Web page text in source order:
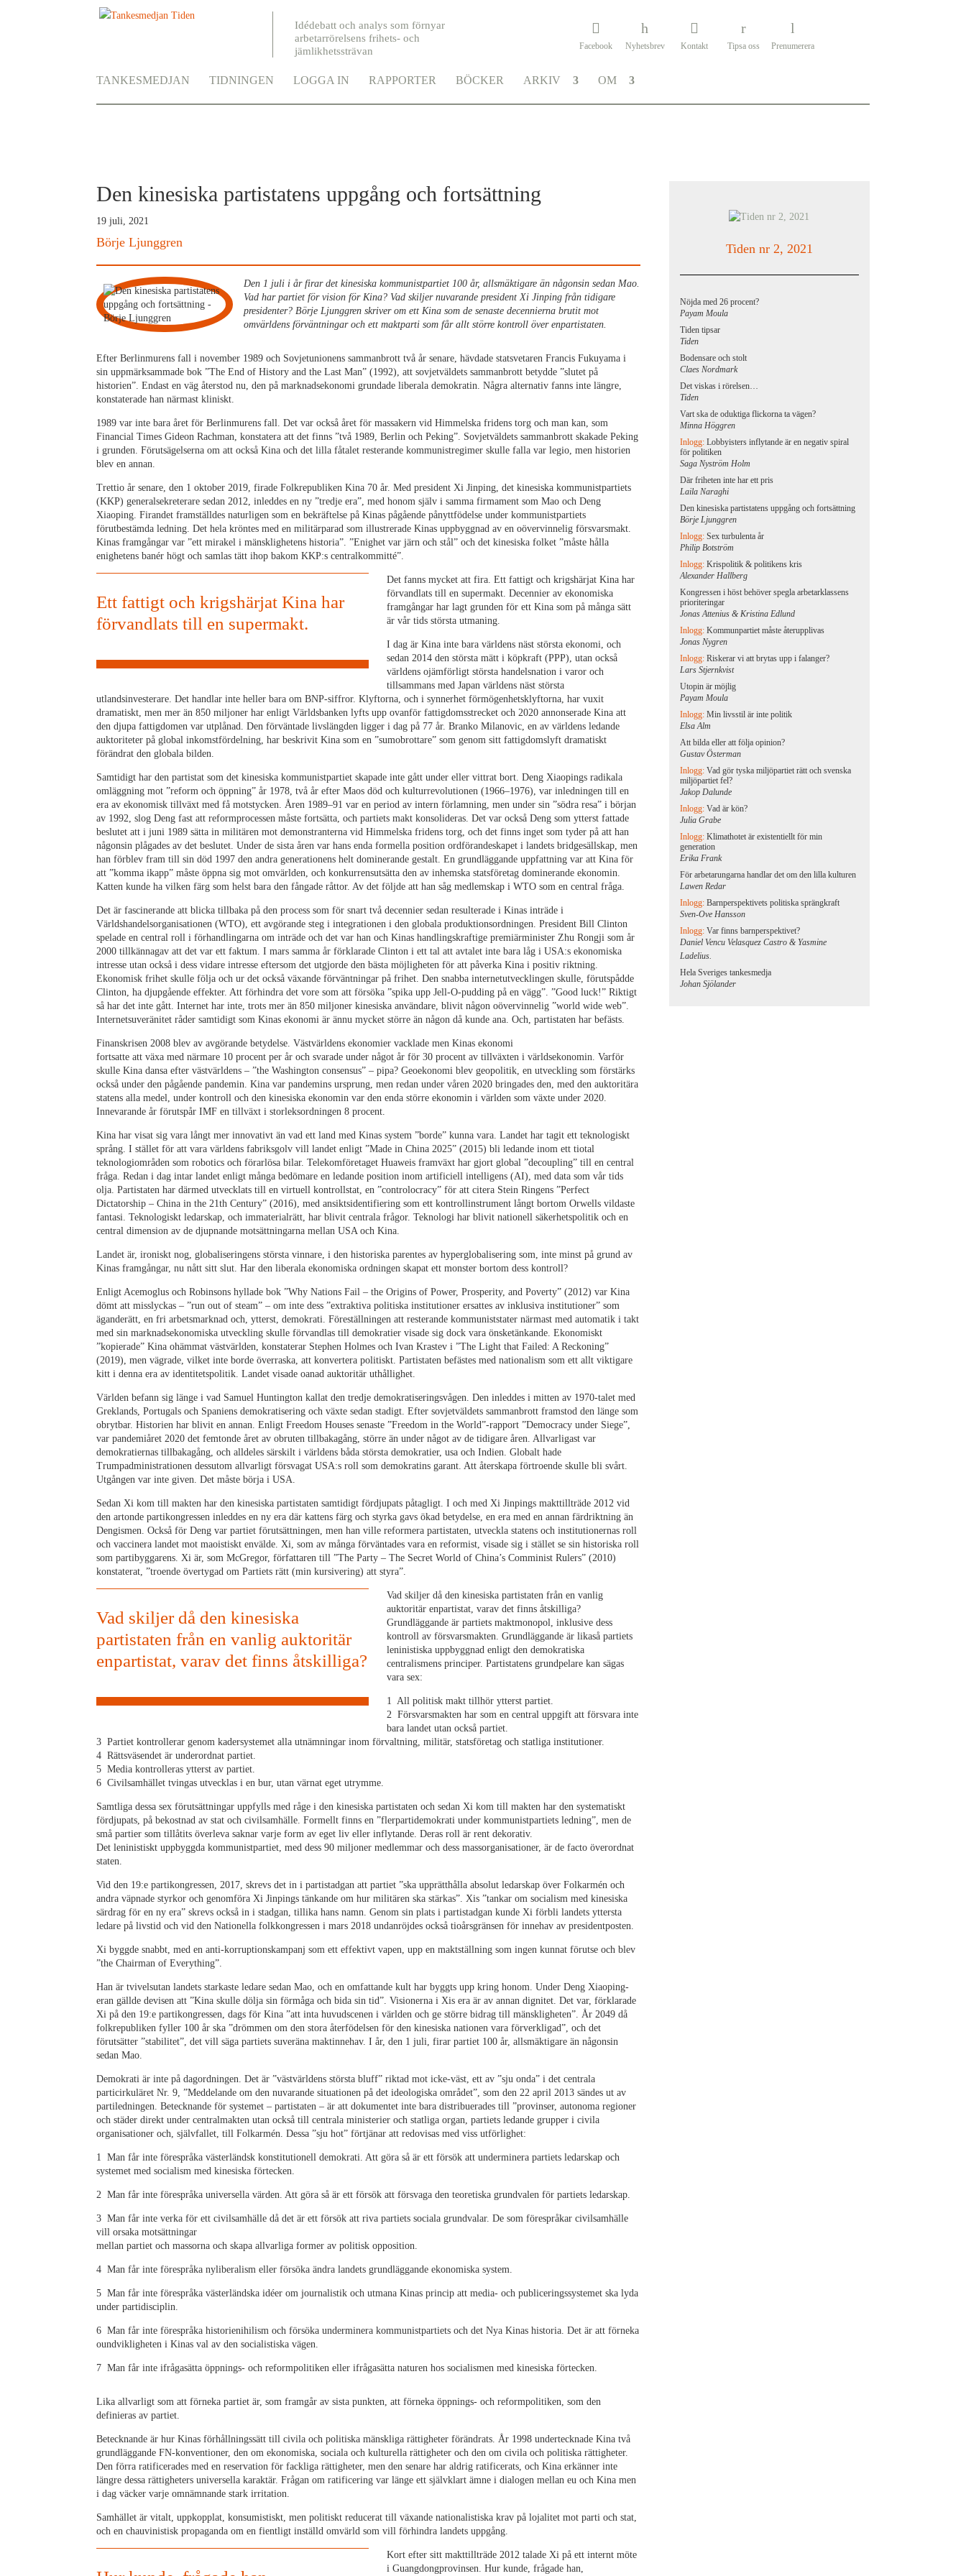
Idédebatt och analys som förnyar
arbetarrörelsens frihets- och
jämlikhetssträvan
Facebook Nyhetsbrev Kontakt Tipsa oss Prenumerera
TANKESMEDJAN TIDNINGEN LOGGA IN RAPPORTER BÖCKER ARKIV OM
Den kinesiska partistatens uppgång och fortsättning
19 juli, 2021
Börje Ljunggren
Den 1 juli i år firar det kinesiska kommunistpartiet 100 år, allsmäktigare än någonsin sedan Mao.
Vad har partiet för vision för Kina? Vad skiljer nuvarande president Xi Jinping från tidigare
presidenter? Börje Ljunggren skriver om ett Kina som de senaste decennierna brutit mot
omvärldens förväntningar och ett maktparti som får allt större kontroll över enpartistaten.
Efter Berlinmurens fall i november 1989 och Sovjetunionens sammanbrott två år senare, hävdade statsvetaren Francis Fukuyama i
sin uppmärksammade bok ”The End of History and the Last Man” (1992), att sovjetväldets sammanbrott betydde ”slutet på
historien”. Endast en väg återstod nu, den på marknadsekonomi grundade liberala demokratin. Några alternativ fanns inte längre,
konstaterade han närmast kliniskt.
1989 var inte bara året för Berlinmurens fall. Det var också året för massakern vid Himmelska fridens torg och man kan, som
Financial Times Gideon Rachman, konstatera att det finns ”två 1989, Berlin och Peking”. Sovjetväldets sammanbrott skakade Peking
i grunden. Förutsägelserna om att också Kina och det lilla fåtalet resterande kommunistregimer skulle falla var legio, men historien
blev en annan.
Trettio år senare, den 1 oktober 2019, firade Folkrepubliken Kina 70 år. Med president Xi Jinping, det kinesiska kommunistpartiets
(KKP) generalsekreterare sedan 2012, inleddes en ny ”tredje era”, med honom själv i samma firmament som Mao och Deng
Xiaoping. Firandet framställdes naturligen som en bekräftelse på Kinas pågående pånyttfödelse under kommunistpartiets
förutbestämda ledning. Det hela kröntes med en militärparad som illustrerade Kinas uppbyggnad av en oövervinnelig försvarsmakt.
Kinas framgångar var ”ett mirakel i mänsklighetens historia”. ”Enighet var järn och stål” och det kinesiska folket ”måste hålla
enighetens banér högt och samlas tätt ihop bakom KKP:s centralkommitté”.
Ett fattigt och krigshärjat Kina har
förvandlats till en supermakt.
Det fanns mycket att fira. Ett fattigt och krigshärjat Kina har
förvandlats till en supermakt. Decennier av ekonomiska
framgångar har lagt grunden för ett Kina som på många sätt
är vår tids största utmaning.
I dag är Kina inte bara världens näst största ekonomi, och
sedan 2014 den största mätt i köpkraft (PPP), utan också
världens ojämförligt största handelsnation i varor och
tillsammans med Japan världens näst största
utlandsinvesterare. Det handlar inte heller bara om BNP-siffror. Klyftorna, och i synnerhet förmögenhetsklyftorna, har vuxit
dramatiskt, men mer än 850 miljoner har enligt Världsbanken lyfts upp ovanför fattigdomsstrecket och 2020 annonserade Kina att
den djupa fattigdomen var utplånad. Den förväntade livslängden ligger i dag på 77 år. Branko Milanovic, en av världens ledande
auktoriteter på global inkomstfördelning, har beskrivit Kina som en ”sumobrottare” som genom sitt fattigdomslyft dramatiskt
förändrat den globala bilden.
Samtidigt har den partistat som det kinesiska kommunistpartiet skapade inte gått under eller vittrat bort. Deng Xiaopings radikala
omläggning mot ”reform och öppning” år 1978, två år efter Maos död och kulturrevolutionen (1966–1976), var inledningen till en
era av ekonomisk tillväxt med få motstycken. Åren 1989–91 var en period av intern förlamning, men under sin ”södra resa” i början
av 1992, slog Deng fast att reformprocessen måste fortsätta, och partiets makt konsolideras. Det var också Deng som ytterst fattade
beslutet att i juni 1989 sätta in militären mot demonstranterna vid Himmelska fridens torg, och det finns inget som tyder på att han
någonsin plågades av det beslutet. Under de sista åren var hans enda formella position ordförandeskapet i landets bridgesällskap, men
han förblev fram till sin död 1997 den andra generationens helt dominerande gestalt. En grundläggande uppfattning var att Kina för
att ”komma ikapp” måste öppna sig mot omvärlden, och konkurrensutsätta den av inhemska statsföretag dominerande ekonomin.
Katten kunde ha vilken färg som helst bara den fångade råttor. Av det följde att han såg medlemskap i WTO som en central fråga.
Det är fascinerande att blicka tillbaka på den process som för snart två decennier sedan resulterade i Kinas inträde i
Världshandelsorganisationen (WTO), ett avgörande steg i integrationen i den globala produktionsordningen. President Bill Clinton
spelade en central roll i förhandlingarna om inträde och det var han och Kinas handlingskraftige premiärminister Zhu Rongji som år
2000 tillkännagav att det var ett faktum. I mars samma år förklarade Clinton i ett tal att avtalet inte bara låg i USA:s ekonomiska
intresse utan också i dess vidare intresse eftersom det utgjorde den bästa möjligheten för att påverka Kina i positiv riktning.
Ekonomisk frihet skulle följa och ur det också växande förväntningar på frihet. Den snabba internetutvecklingen skulle, förutspådde
Clinton, ha djupgående effekter. Att förhindra det vore som att försöka ”spika upp Jell-O-pudding på en vägg”. ”Good luck!” Riktigt
så har det inte gått. Internet har inte, trots mer än 850 miljoner kinesiska användare, blivit någon oövervinnelig ”world wide web”.
Internetsuveränitet råder samtidigt som Kinas ekonomi är ännu mycket större än någon då kunde ana. Och, partistaten har befästs.
Finanskrisen 2008 blev av avgörande betydelse. Västvärldens ekonomier vacklade men Kinas ekonomi
fortsatte att växa med närmare 10 procent per år och svarade under något år för 30 procent av tillväxten i världsekonomin. Varför
skulle Kina dansa efter västvärldens – ”the Washington consensus” – pipa? Geoekonomi blev geopolitik, en utveckling som förstärks
också under den pågående pandemin. Kina var pandemins ursprung, men redan under våren 2020 bringades den, med den auktoritära
statens alla medel, under kontroll och den kinesiska ekonomin var den enda större ekonomin i världen som växte under 2020.
Innevarande år förutspår IMF en tillväxt i storleksordningen 8 procent.
Kina har visat sig vara långt mer innovativt än vad ett land med Kinas system ”borde” kunna vara. Landet har tagit ett teknologiskt
språng. I stället för att vara världens fabriksgolv vill landet enligt ”Made in China 2025” (2015) bli ledande inom ett tiotal
teknologiområden som robotics och förarlösa bilar. Telekomföretaget Huaweis framväxt har gjort global ”decoupling” till en central
fråga. Redan i dag intar landet enligt många bedömare en ledande position inom artificiell intelligens (AI), med data som vår tids
olja. Partistaten har därmed utvecklats till en virtuell kontrollstat, en ”controlocracy” för att citera Stein Ringens ”Perfect
Dictatorship – China in the 21th Century” (2016), med ansiktsidentifiering som ett kontrollinstrument långt bortom Orwells vildaste
fantasi. Teknologiskt ledarskap, och immaterialrätt, har blivit centrala frågor. Teknologi har blivit nationell säkerhetspolitik och en
central dimension av de djupnande motsättningarna mellan USA och Kina.
Landet är, ironiskt nog, globaliseringens största vinnare, i den historiska parentes av hyperglobalisering som, inte minst på grund av
Kinas framgångar, nu nått sitt slut. Har den liberala ekonomiska ordningen skapat ett monster bortom dess kontroll?
Enligt Acemoglus och Robinsons hyllade bok ”Why Nations Fail – the Origins of Power, Prosperity, and Poverty” (2012) var Kina
dömt att misslyckas – ”run out of steam” – om inte dess ”extraktiva politiska institutioner ersattes av inklusiva institutioner” som
äganderätt, en fri arbetsmarknad och, ytterst, demokrati. Föreställningen att resterande kommuniststater närmast med automatik i takt
med sin marknadsekonomiska utveckling skulle förvandlas till demokratier visade sig dock vara önsketänkande. Ekonomiskt
”kopierade” Kina ohämmat västvärlden, konstaterar Stephen Holmes och Ivan Krastev i ”The Light that Failed: A Reckoning”
(2019), men vägrade, vilket inte borde överraska, att konvertera politiskt. Partistaten befästes med nationalism som ett allt viktigare
kitt i denna era av identitetspolitik. Landet visade oanad auktoritär uthållighet.
Världen befann sig länge i vad Samuel Huntington kallat den tredje demokratiseringsvågen. Den inleddes i mitten av 1970-talet med
Greklands, Portugals och Spaniens demokratisering och växte sedan stadigt. Efter sovjetväldets sammanbrott framstod den länge som
obrytbar. Historien har blivit en annan. Enligt Freedom Houses senaste ”Freedom in the World”-rapport ”Democracy under Siege”,
var pandemiåret 2020 det femtonde året av obruten tillbakagång, större än under något av de tidigare åren. Allvarligast var
demokratiernas tillbakagång, och alldeles särskilt i världens båda största demokratier, usa och Indien. Globalt hade
Trumpadministrationen dessutom allvarligt försvagat USA:s roll som demokratins garant. Att återskapa förtroende skulle bli svårt.
Utgången var inte given. Det måste börja i USA.
Sedan Xi kom till makten har den kinesiska partistaten samtidigt fördjupats påtagligt. I och med Xi Jinpings makttillträde 2012 vid
den artonde partikongressen inleddes en ny era där kattens färg och styrka gavs ökad betydelse, en era med en annan färdriktning än
Dengismen. Också för Deng var partiet förutsättningen, men han ville reformera partistaten, utveckla statens och institutionernas roll
och vaccinera landet mot maoistiskt envälde. Xi, som av många förväntades vara en reformist, visade sig i stället se sin historiska roll
som partibyggarens. Xi är, som McGregor, författaren till ”The Party – The Secret World of China’s Comminist Rulers” (2010)
konstaterat, ”troende övertygad om Partiets rätt (min kursivering) att styra”.
Vad skiljer då den kinesiska
partistaten från en vanlig auktoritär
enpartistat, varav det finns åtskilliga?
Vad skiljer då den kinesiska partistaten från en vanlig
auktoritär enpartistat, varav det finns åtskilliga?
Grundläggande är partiets maktmonopol, inklusive dess
kontroll av försvarsmakten. Grundläggande är likaså partiets
leninistiska uppbyggnad enligt den demokratiska
centralismens principer. Partistatens grundpelare kan sägas
vara sex:
1 All politisk makt tillhör ytterst partiet.
2 Försvarsmakten har som en central uppgift att försvara inte
bara landet utan också partiet.
3 Partiet kontrollerar genom kadersystemet alla utnämningar inom förvaltning, militär, statsföretag och statliga institutioner.
4 Rättsväsendet är underordnat partiet.
5 Media kontrolleras ytterst av partiet.
6 Civilsamhället tvingas utvecklas i en bur, utan värnat eget utrymme.
Samtliga dessa sex förutsättningar uppfylls med råge i den kinesiska partistaten och sedan Xi kom till makten har den systematiskt
fördjupats, på bekostnad av stat och civilsamhälle. Formellt finns en ”flerpartidemokrati under kommunistpartiets ledning”, men de
små partier som tillåtits överleva saknar varje form av eget liv eller inflytande. Deras roll är rent dekorativ.
Det leninistiskt uppbyggda kommunistpartiet, med dess 90 miljoner medlemmar och dess massorganisationer, är de facto överordnat
staten.
Vid den 19:e partikongressen, 2017, skrevs det in i partistadgan att partiet ”ska upprätthålla absolut ledarskap över Folkarmén och
andra väpnade styrkor och genomföra Xi Jinpings tänkande om hur militären ska stärkas”. Xis ”tankar om socialism med kinesiska
särdrag för en ny era” skrevs också in i stadgan, tillika hans namn. Genom sin plats i partistadgan kunde Xi förbli landets yttersta
ledare på livstid och vid den Nationella folkkongressen i mars 2018 undanröjdes också tioårsgränsen för innehav av presidentposten.
Xi byggde snabbt, med en anti-korruptionskampanj som ett effektivt vapen, upp en maktställning som ingen kunnat förutse och blev
”the Chairman of Everything”.
Han är tvivelsutan landets starkaste ledare sedan Mao, och en omfattande kult har byggts upp kring honom. Under Deng Xiaoping-
eran gällde devisen att ”Kina skulle dölja sin förmåga och bida sin tid”. Visionerna i Xis era är av annan dignitet. Det var, förklarade
Xi på den 19:e partikongressen, dags för Kina ”att inta huvudscenen i världen och ge större bidrag till mänskligheten”. År 2049 då
folkrepubliken fyller 100 år ska ”drömmen om den stora återfödelsen för den kinesiska nationen vara förverkligad”, och det
förutsätter ”stabilitet”, det vill säga partiets suveräna maktinnehav. I år, den 1 juli, firar partiet 100 år, allsmäktigare än någonsin
sedan Mao.
Demokrati är inte på dagordningen. Det är ”västvärldens största bluff” riktad mot icke-väst, ett av ”sju onda” i det centrala
particirkuläret Nr. 9, ”Meddelande om den nuvarande situationen på det ideologiska området”, som den 22 april 2013 sändes ut av
partiledningen. Betecknande för systemet – partistaten – är att dokumentet inte bara distribuerades till ”provinser, autonoma regioner
och städer direkt under centralmakten utan också till centrala ministerier och statliga organ, partiets ledande grupper i civila
organisationer och, självfallet, till Folkarmén. Dessa ”sju hot” förtjänar att redovisas med viss utförlighet:
1 Man får inte förespråka västerländsk konstitutionell demokrati. Att göra så är ett försök att underminera partiets ledarskap och
systemet med socialism med kinesiska förtecken.
2 Man får inte förespråka universella värden. Att göra så är ett försök att försvaga den teoretiska grundvalen för partiets ledarskap.
3 Man får inte verka för ett civilsamhälle då det är ett försök att riva partiets sociala grundvalar. De som förespråkar civilsamhälle
vill orsaka motsättningar
mellan partiet och massorna och skapa allvarliga former av politisk opposition.
4 Man får inte förespråka nyliberalism eller försöka ändra landets grundläggande ekonomiska system.
5 Man får inte förespråka västerländska idéer om journalistik och utmana Kinas princip att media- och publiceringssystemet ska lyda
under partidisciplin.
6 Man får inte förespråka historienihilism och försöka underminera kommunistpartiets och det Nya Kinas historia. Det är att förneka
oundvikligheten i Kinas val av den socialistiska vägen.
7 Man får inte ifrågasätta öppnings- och reformpolitiken eller ifrågasätta naturen hos socialismen med kinesiska förtecken.
Lika allvarligt som att förneka partiet är, som framgår av sista punkten, att förneka öppnings- och reformpolitiken, som den
definieras av partiet.
Betecknande är hur Kinas förhållningssätt till civila och politiska mänskliga rättigheter förändrats. År 1998 undertecknade Kina två
grundläggande FN-konventioner, den om ekonomiska, sociala och kulturella rättigheter och den om civila och politiska rättigheter.
Den förra ratificerades med en reservation för fackliga rättigheter, men den senare har aldrig ratificerats, och Kina erkänner inte
längre dessa rättigheters universella karaktär. Frågan om ratificering var länge ett självklart ämne i dialogen mellan eu och Kina men
i dag väcker varje omnämnande stark irritation.
Samhället är vitalt, uppkopplat, konsumistiskt, men politiskt reducerat till växande nationalistiska krav på lojalitet mot parti och stat,
och en chauvinistisk propaganda om en fientligt inställd omvärld som vill förhindra landets uppgång.
Kort efter sitt makttillträde 2012 talade Xi på ett internt möte
i Guangdongprovinsen. Hur kunde, frågade han,
Tiden nr 2, 2021
Nöjda med 26 procent?
Payam Moula
Tiden tipsar
Tiden
Bodensare och stolt
Claes Nordmark
Det viskas i rörelsen…
Tiden
Vart ska de oduktiga flickorna ta vägen?
Minna Höggren
Inlogg:Lobbyisters inflytande är en negativ spiral
för politiken
Saga Nyström Holm
Där friheten inte har ett pris
Laila Naraghi
Den kinesiska partistatens uppgång och fortsättning
Börje Ljunggren
Inlogg:Sex turbulenta år
Philip Botström
Inlogg:Krispolitik & politikens kris
Alexander Hallberg
Kongressen i höst behöver spegla arbetarklassens
prioriteringar
Jonas Attenius & Kristina Edlund
Inlogg:Kommunpartiet måste återupplivas
Jonas Nygren
Inlogg:Riskerar vi att brytas upp i falanger?
Lars Stjernkvist
Utopin är möjlig
Payam Moula
Inlogg:Min livsstil är inte politik
Elsa Alm
Att bilda eller att följa opinion?
Gustav Österman
Inlogg:Vad gör tyska miljöpartiet rätt och svenska
miljöpartiet fel?
Jakop Dalunde
Inlogg:Vad är kön?
Julia Grabe
Inlogg:Klimathotet är existentiellt för min
generation
Erika Frank
För arbetarungarna handlar det om den lilla kulturen
Lawen Redar
Inlogg:Barnperspektivets politiska sprängkraft
Sven-Ove Hansson
Inlogg:Var finns barnperspektivet?
Daniel Vencu Velasquez Castro & Yasmine
Ladelius.
Hela Sveriges tankesmedja
Johan Sjölander